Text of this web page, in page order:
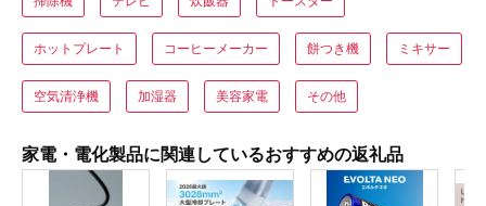
ホットプレート コーヒーメーカー 餅つき機 ミキサー
空気清浄機 加湿器 美容家電 その他
家電・電化製品に関連しているおすすめの返礼品